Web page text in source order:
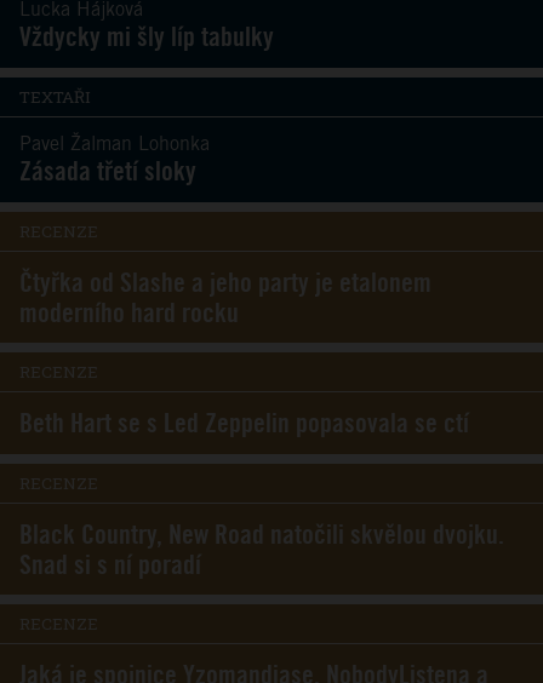
Lucka Hájková
Vždycky mi šly líp tabulky
TEXTAŘI
Pavel Žalman Lohonka
Zásada třetí sloky
RECENZE
Čtyřka od Slashe a jeho party je etalonem
moderního hard rocku
RECENZE
Beth Hart se s Led Zeppelin popasovala se ctí
RECENZE
Black Country, New Road natočili skvělou dvojku.
Snad si s ní poradí
RECENZE
Jaká je spojnice Yzomandiase, NobodyListena a